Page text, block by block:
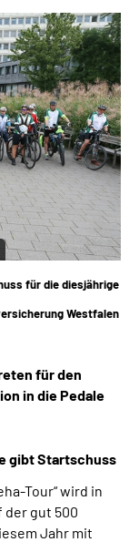
für die diesjährige
Westfalen
für den
in die Pedale
gibt Startschuss
Tour“ wird in
gut 500
Jahr mit